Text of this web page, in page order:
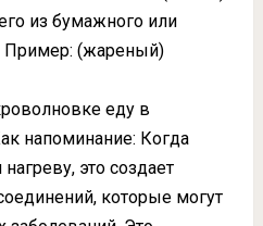
из бумажного или
Пример: (жареный)
еду в
напоминание: Когда
это создает
которые могут